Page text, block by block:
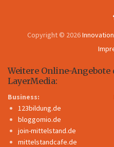
Copyright © 2026
Weitere Online-Angebote
LayerMedia:
Business:
123bildung.de
bloggomio.de
join-mittelstand.de
mittelstandcafe.de